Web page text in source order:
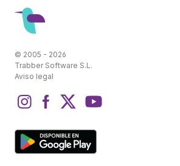
© 2005 - 2026
Trabber Software S.L.
Aviso legal